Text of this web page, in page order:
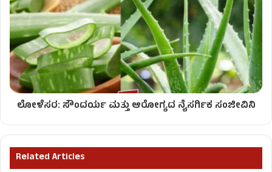
ಲೋಳೆಸರ: ಸೌಂದರ್ಯ ಮತ್ತು ಆರೋಗ್ಯದ ನೈಸರ್ಗಿಕ ಸಂಜೀವಿನಿ
Related Articles